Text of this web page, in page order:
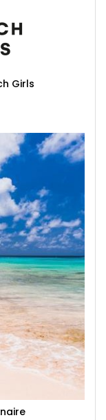
Girls